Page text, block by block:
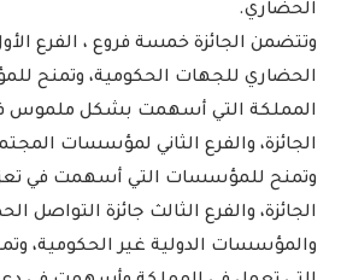
الحضاري.
وتتضمن الجائزة خمسة فروع ، الفرع
الحضاري للجهات الحكومية، وتمنح
المملكة التي أسهمت بشكل ملموس
الجائزة، والفرع الثاني لمؤسسات
وتمنح للمؤسسات التي أسهمت في
الجائزة، والفرع الثالث جائزة التواصل
والمؤسسات الدولية غير الحكومية،